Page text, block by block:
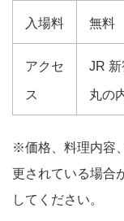
入場料 無料
アクセ
ス
JR 新
丸の
※価格、料理内容
更されている場合
してください。